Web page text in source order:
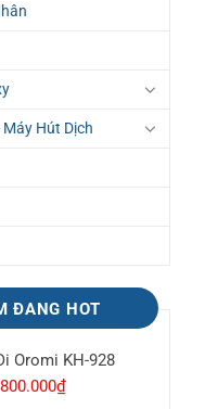
Hút Dịch
ĐANG HOT
Oromi KH-928
Giá
800.000₫Giá